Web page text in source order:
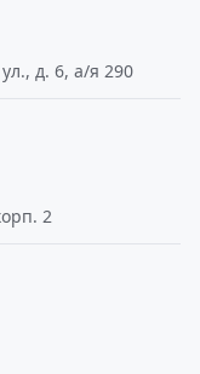
д. 6, а/я 290
2